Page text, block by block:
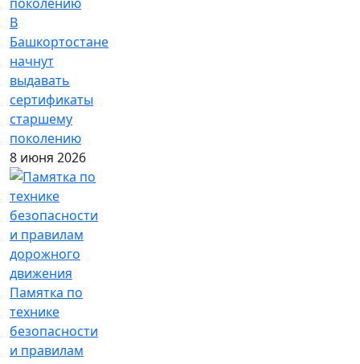
В
Башкортостане
начнут
выдавать
сертификаты
старшему
поколению
8 июня 2026
Памятка по
технике
безопасности
и правилам